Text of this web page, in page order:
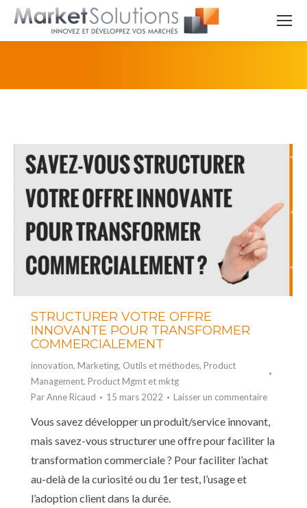
STRUCTURER VOTRE OFFRE
INNOVANTE POUR TRANSFORMER
COMMERCIALEMENT
innovation, Marketing, Outils et méthodes, Product
Management, Product Mgmt et mktg
ParAnne Ricaud 15 mars 2022 Laisser un commentaire
Vous savez développer un produit/service innovant,
mais savez-vous structurer une offre pour faciliter la
transformation commerciale ? Pour faciliter l’achat
au-delà de la curiosité ou du 1er test, l’usage et
l’adoption client dans la durée.